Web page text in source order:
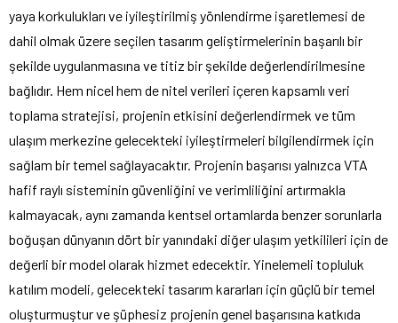
yaya korkulukları ve iyileştirilmiş yönlendirme işaretlemesi de
dahil olmak üzere seçilen tasarım geliştirmelerinin başarılı bir
şekilde uygulanmasına ve titiz bir şekilde değerlendirilmesine
bağlıdır. Hem nicel hem de nitel verileri içeren kapsamlı veri
toplama stratejisi, projenin etkisini değerlendirmek ve tüm
ulaşım merkezine gelecekteki iyileştirmeleri bilgilendirmek için
sağlam bir temel sağlayacaktır. Projenin başarısı yalnızca VTA
hafif raylı sisteminin güvenliğini ve verimliliğini artırmakla
kalmayacak, aynı zamanda kentsel ortamlarda benzer sorunlarla
boğuşan dünyanın dört bir yanındaki diğer ulaşım yetkilileri için de
değerli bir model olarak hizmet edecektir. Yinelemeli topluluk
katılım modeli, gelecekteki tasarım kararları için güçlü bir temel
oluşturmuştur ve şüphesiz projenin genel başarısına katkıda